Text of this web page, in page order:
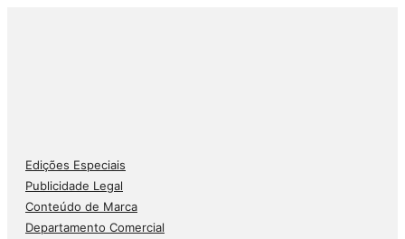
Edições Especiais
Publicidade Legal
Conteúdo de Marca
Departamento Comercial